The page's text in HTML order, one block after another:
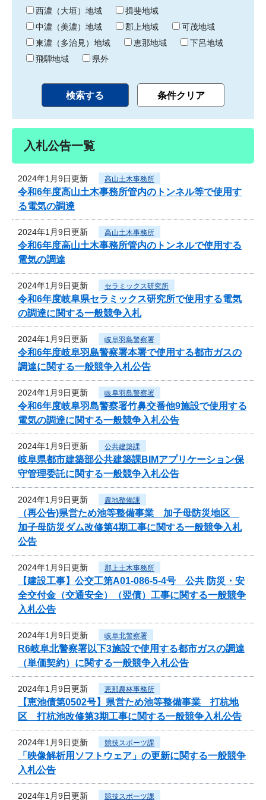
り 西濃（大垣）地域
揖斐地域
中濃（美濃）地域
郡上地域
可茂地域
東濃（多治見）地域
恵那地域
下呂地域
飛騨地域
県外
入札公告一覧
2024年1月9日更新 高山土木事務所
令和6年度高山土木事務所管内のトンネル等で使用す
る電気の調達
2024年1月9日更新 高山土木事務所
令和6年度高山土木事務所管内のトンネルで使用する
電気の調達
2024年1月9日更新 セラミックス研究所
令和6年度岐阜県セラミックス研究所で使用する電気
の調達に関する一般競争入札
2024年1月9日更新 岐阜羽島警察署
令和6年度岐阜羽島警察署本署で使用する都市ガスの
調達に関する一般競争入札公告
2024年1月9日更新 岐阜羽島警察署
令和6年度岐阜羽島警察署竹鼻交番他9施設で使用する
電気の調達に関する一般競争入札公告
2024年1月9日更新 公共建築課
岐阜県都市建築部公共建築課BIMアプリケーション保
守管理委託に関する一般競争入札公告
2024年1月9日更新 農地整備課
（再公告)県営ため池等整備事業 加子母防災地区
加子母防災ダム改修第4期工事に関する一般競争入札
公告
2024年1月9日更新 郡上土木事務所
【建設工事】公交工第A01-086-5-4号 公共 防災・安
全交付金（交通安全）（翌債）工事に関する一般競争
入札公告
2024年1月9日更新 岐阜北警察署
R6岐阜北警察署以下3施設で使用する都市ガスの調達
（単価契約）に関する一般競争入札公告
2024年1月9日更新 恵那農林事務所
【恵池債第0502号】県営ため池等整備事業 打杭地
区 打杭池改修第3期工事に関する一般競争入札公告
2024年1月9日更新 競技スポーツ課
「映像解析用ソフトウェア」の更新に関する一般競争
入札公告
2024年1月9日更新 競技スポーツ課